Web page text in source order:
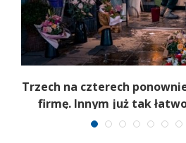
Trzech na czterech ponownie
firmę. Innym już tak